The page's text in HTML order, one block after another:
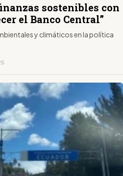
sostenibles con
el Banco Central”
y climáticos en la política